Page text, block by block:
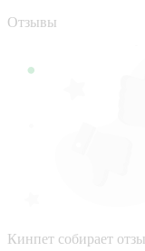
Отзывы
Кинпет собирает